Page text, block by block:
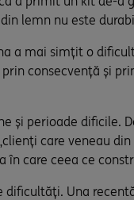
lemn nu este
a mai simțit o
consecvență și
și perioade dificile.
care veneau
care ceea ce
Una